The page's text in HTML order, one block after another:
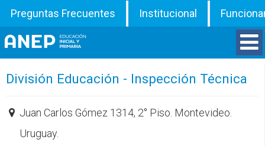
Preguntas Frecuentes Institucional
Divisiones
Departamentos
Inspecciones
División Educación - Inspección Técnica
Juan Carlos Gómez 1314, 2° Piso. Montevideo.
Uruguay.